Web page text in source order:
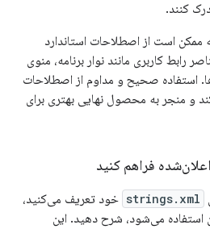
کنند.
است از اصطلاحات استاندارد
رابط کاربری مانند نوار برنامه، منوی
استفاده صحیح و مداوم از اصطلاحات
و منجر به محصول نهایی بهتری برای
فراهم کنید
strings.xml خود تعریف می‌کنید،
استفاده می‌شود، شرح دهید. این